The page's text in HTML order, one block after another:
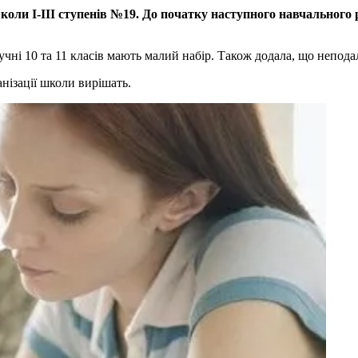
І-ІІІ ступенів №19. До початку наступного навчального
10 та 11 класів мають малий набір. Також додала, що
школи вирішать.